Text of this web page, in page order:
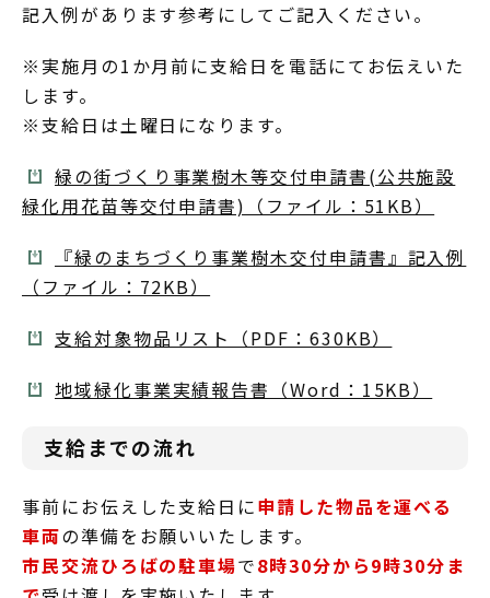
記入例があります参考にしてご記入ください。
※実施月の1か月前に支給日を電話にてお伝えいた
します。
※支給日は土曜日になります。
緑の街づくり事業樹木等交付申請書(公共施設
緑化用花苗等交付申請書)（ファイル：51KB）
『緑のまちづくり事業樹木交付申請書』記入例
（ファイル：72KB）
支給対象物品リスト（PDF：630KB）
地域緑化事業実績報告書（Word：15KB）
支給までの流れ
事前にお伝えした支給日に申請した物品を運べる
車両の準備をお願いいたします。
市民交流ひろばの駐車場で8時30分から9時30分ま